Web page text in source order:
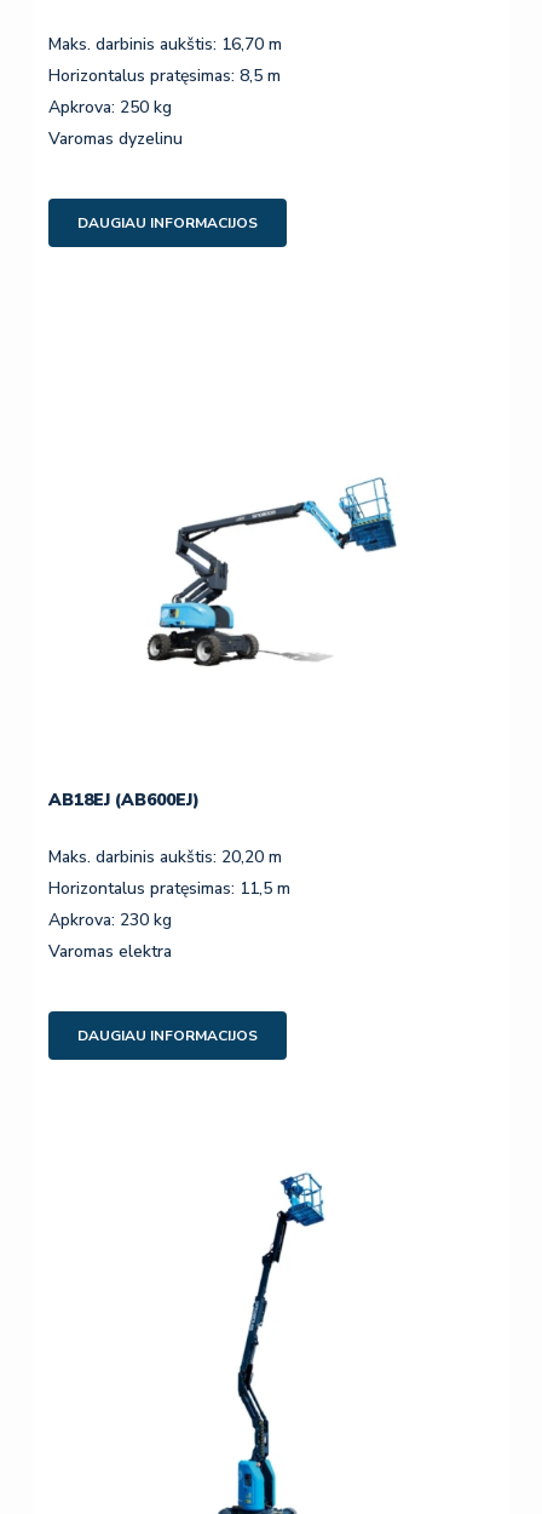
Maks. darbinis aukštis: 16,70 m
Horizontalus pratęsimas: 8,5 m
Apkrova: 250 kg
Varomas dyzelinu
DAUGIAU INFORMACIJOS
AB18EJ (AB600EJ)
Maks. darbinis aukštis: 20,20 m
Horizontalus pratęsimas: 11,5 m
Apkrova: 230 kg
Varomas elektra
DAUGIAU INFORMACIJOS